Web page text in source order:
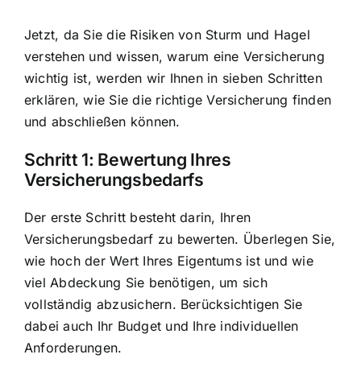
Jetzt, da Sie die Risiken von Sturm und Hagel
verstehen und wissen, warum eine Versicherung
wichtig ist, werden wir Ihnen in sieben Schritten
erklären, wie Sie die richtige Versicherung finden
und abschließen können.
Schritt 1: Bewertung Ihres
Versicherungsbedarfs
Der erste Schritt besteht darin, Ihren
Versicherungsbedarf zu bewerten. Überlegen Sie,
wie hoch der Wert Ihres Eigentums ist und wie
viel Abdeckung Sie benötigen, um sich
vollständig abzusichern. Berücksichtigen Sie
dabei auch Ihr Budget und Ihre individuellen
Anforderungen.